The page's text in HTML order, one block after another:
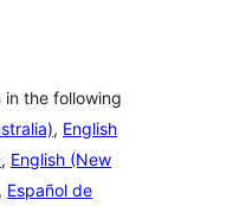
in the following
, English
, English (New
, Español de